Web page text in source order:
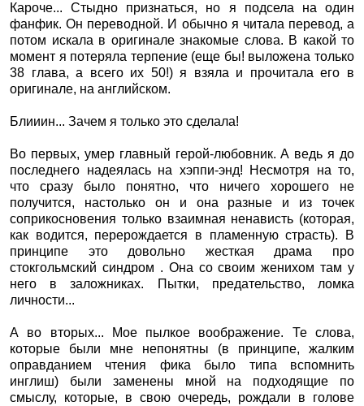
Кароче... Стыдно признаться, но я подсела на один
фанфик. Он переводной. И обычно я читала перевод, а
потом искала в оригинале знакомые слова. В какой то
момент я потеряла терпение (еще бы! выложена только
38 глава, а всего их 50!) я взяла и прочитала его в
оригинале, на английском.
Блииин... Зачем я только это сделала!
Во первых, умер главный герой-любовник. А ведь я до
последнего надеялась на хэппи-энд! Несмотря на то,
что сразу было понятно, что ничего хорошего не
получится, настолько он и она разные и из точек
соприкосновения только взаимная ненависть (которая,
как водится, перерождается в пламенную страсть). В
принципе это довольно жесткая драма про
стокгольмский синдром . Она со своим женихом там у
него в заложниках. Пытки, предательство, ломка
личности...
А во вторых... Мое пылкое воображение. Те слова,
которые были мне непонятны (в принципе, жалким
оправданием чтения фика было типа вспомнить
инглиш) были заменены мной на подходящие по
смыслу, которые, в свою очередь, рождали в голове